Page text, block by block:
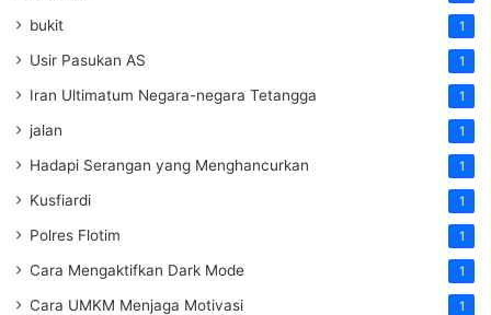
bukit 1
Usir Pasukan AS 1
Iran Ultimatum Negara-negara Tetangga 1
jalan 1
Hadapi Serangan yang Menghancurkan 1
Kusfiardi 1
Polres Flotim 1
Cara Mengaktifkan Dark Mode 1
Cara UMKM Menjaga Motivasi 1